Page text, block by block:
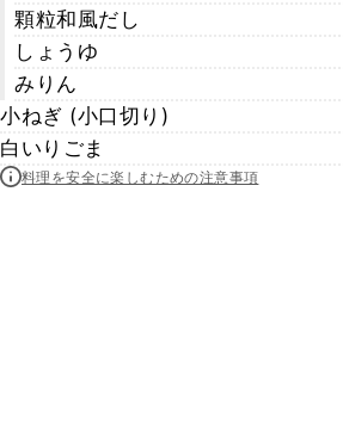
顆粒和風だし
しょうゆ
みりん
小ねぎ (小口切り)
白いりごま
料理を安全に楽しむための注意事項